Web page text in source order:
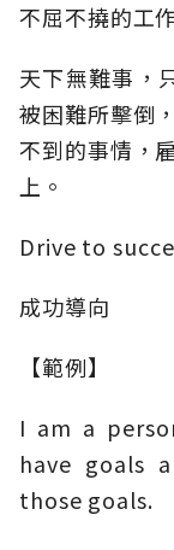
不屈不撓的工
天下無難事，
被困難所擊倒
不到的事情，
上。
Drive to
成功導向
【範例】
I am a
have goals
those goals.